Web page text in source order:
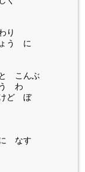
り
う に
こんぶ
わ
ど ぼ
なす